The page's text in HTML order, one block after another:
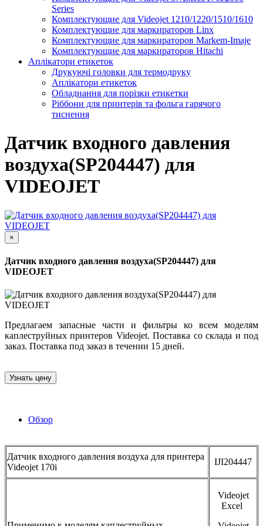
Series
Комплектующие для Videojet 1210/1220/1510/1610
Комплектующие для маркираторов Linx
Комплектующие для маркираторов Markem-Imaje
Комплектующие для маркираторов Hitachi
Аплікатори етикеток
Друкуючі головки для термодруку
Аплікатори етикеток
Обладнання для порізки етикетки
Ріббони для принтерів та фольга гарячого
тиснення
Датчик входного давления
воздуха(SP204447) для
VIDEOJET
×
Датчик входного давления воздуха(SP204447) для
VIDEOJET
Предлагаем запасные части и фильтры ко всем моделям
каплеструйных принтеров Videojet. Поставка со склада и под
заказ. Поставка под заказ в течении 15 дней.
Узнать цену
Обзор
Датчик входного давления воздуха для принтера
Videojet 170i
IJI204447
Videojet
Excel